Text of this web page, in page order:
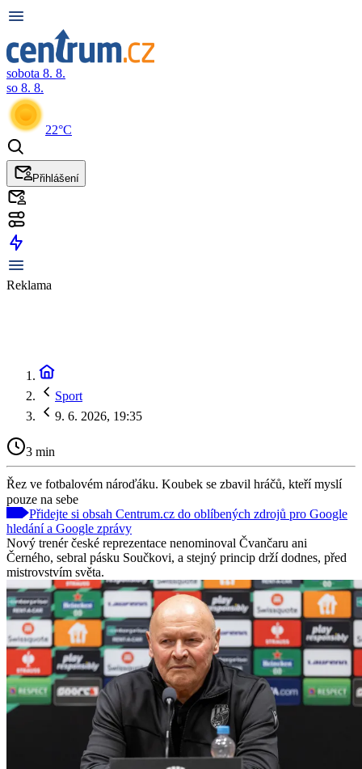
sobota 8. 8.
so 8. 8.
22°C
Přihlášení
Reklama
Sport
9. 6. 2026, 19:35
3 min
Řez ve fotbalovém nároďáku. Koubek se zbavil hráčů, kteří myslí
pouze na sebe
Přidejte si obsah Centrum.cz do oblíbených zdrojů pro Google
hledání a Google zprávy
Nový trenér české reprezentace nenominoval Čvančaru ani
Černého, sebral pásku Součkovi, a stejný princip drží dodnes, před
mistrovstvím světa.